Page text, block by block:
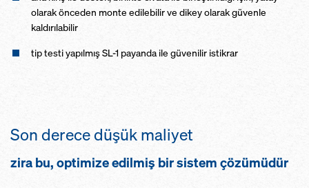
olarak önceden monte edilebilir ve dikey olarak güvenle
kaldırılabilir
tip testi yapılmış SL-1 payanda ile güvenilir istikrar
Son derece düşük maliyet
zira bu, optimize edilmiş bir sistem çözümüdür